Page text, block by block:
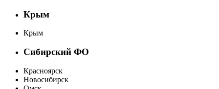
Крым
Крым
Сибирский ФО
Красноярск
Новосибирск